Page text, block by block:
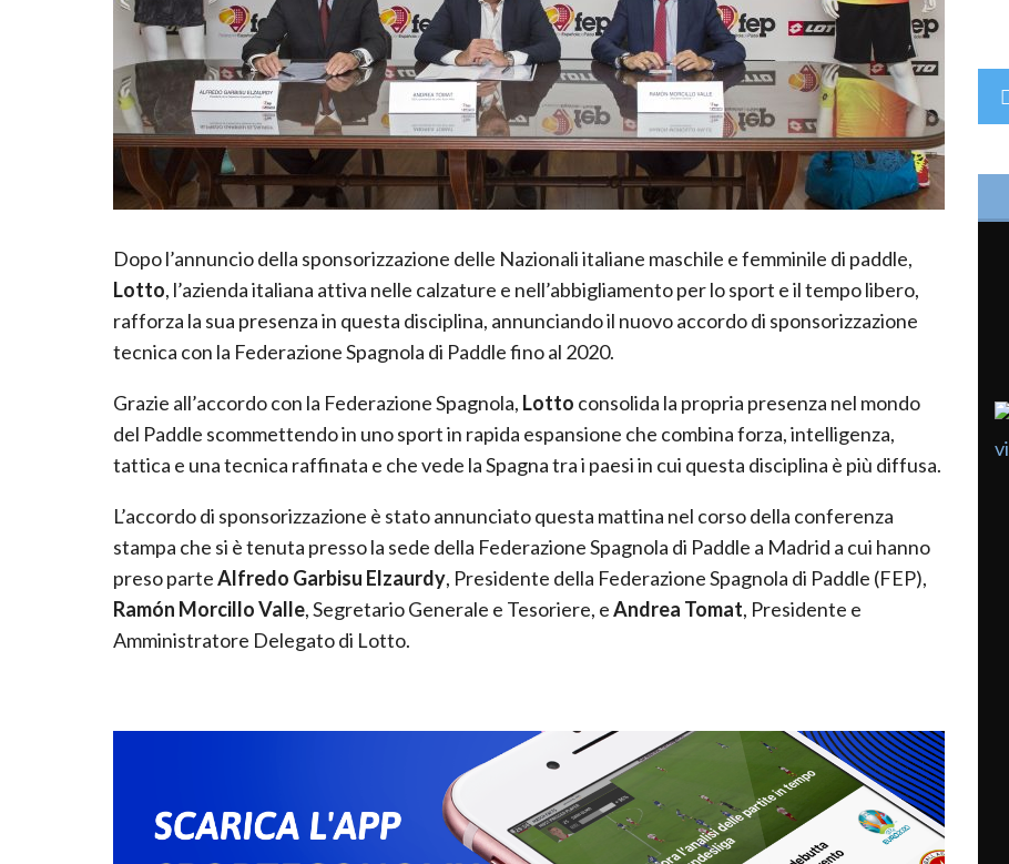
Dopo l’annuncio della sponsorizzazione delle Nazionali italiane maschile e femminile di paddle,
Lotto, l’azienda italiana attiva nelle calzature e nell’abbigliamento per lo sport e il tempo libero,
rafforza la sua presenza in questa disciplina, annunciando il nuovo accordo di sponsorizzazione
tecnica con la Federazione Spagnola di Paddlefino al 2020.
Grazie all’accordo con la Federazione Spagnola, Lotto consolida la propria presenza nel mondo
del Paddle scommettendo in uno sport in rapida espansione che combina forza, intelligenza,
tattica e una tecnica raffinata e che vede la Spagna tra i paesi in cui questa disciplina è più diffusa.
L’accordo di sponsorizzazione è stato annunciato questa mattina nel corso della conferenza
stampa che si è tenuta presso la sede della Federazione Spagnola di Paddle a Madrid a cui hanno
preso parteAlfredo Garbisu Elzaurdy, Presidente della Federazione Spagnola di Paddle (FEP),
Ramón Morcillo Valle, Segretario Generale e Tesoriere, eAndrea Tomat, Presidente e
Amministratore Delegato di Lotto.